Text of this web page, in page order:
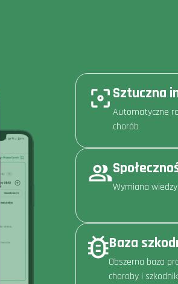
Sztuczna
Automatyczne
chorób
Wymiana
Baza
Obszerna baza
choroby i